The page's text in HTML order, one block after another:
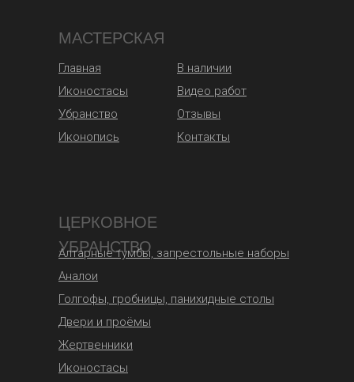
МАСТЕРСКАЯ
Главная
Иконостасы
Убранство
Видео работ
Отзывы
Контакты
ЦЕРКОВНОЕ
УБРАНСТВО
Алтарные тумбы, запрестольные наборы
Иконопись
В наличии
Аналои
Голгофы, гробницы, панихидные столы
Двери и проёмы
Жертвенники
Иконостасы